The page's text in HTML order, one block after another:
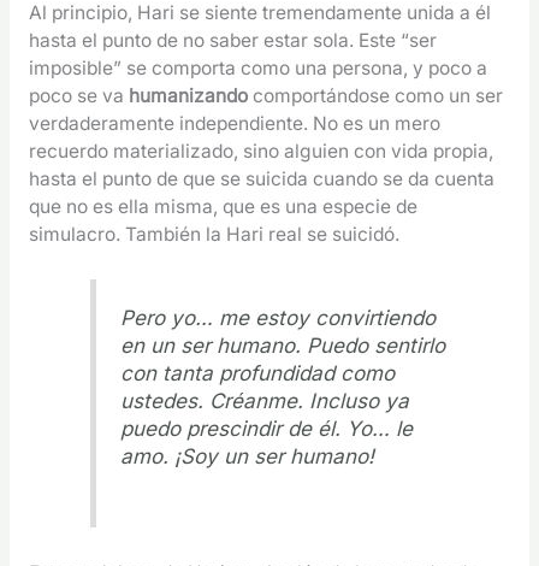
Al principio, Hari se siente tremendamente unida a él
hasta el punto de no saber estar sola. Este “ser
imposible” se comporta como una persona, y poco a
poco se va humanizandocomportándose como un ser
verdaderamente independiente. No es un mero
recuerdo materializado, sino alguien con vida propia,
hasta el punto de que se suicida cuando se da cuenta
que no es ella misma, que es una especie de
simulacro. También la Hari real se suicidó.
Pero yo… me estoy convirtiendo
en un ser humano. Puedo sentirlo
con tanta profundidad como
ustedes. Créanme. Incluso ya
puedo prescindir de él. Yo… le
amo. ¡Soy un ser humano!